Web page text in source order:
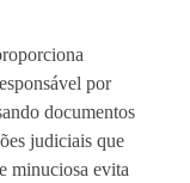
por
documentos
judiciais que
minuciosa evita